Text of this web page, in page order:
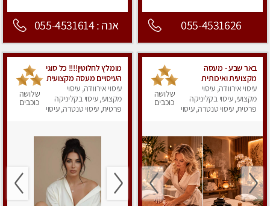
055-4531626 אנה : 055-4531614
באר שבע - מעסה
מקצועית ואיכותית
פרטי!!!
עיסוי אירוודה, עיסוי
מקצועי, עיסוי בקליניקה
פרטית, עיסוי טנטרה, עיסוי
שלושה
כוכבים
מומלץ לחלוטין!!!! כל סוגי
העיסויים מעסה מקצועית
ואיכותית פרטי!!!
עיסוי אירוודה, עיסוי
מקצועי, עיסוי בקליניקה
פרטית, עיסוי טנטרה, עיסוי
שלושה
כוכבים